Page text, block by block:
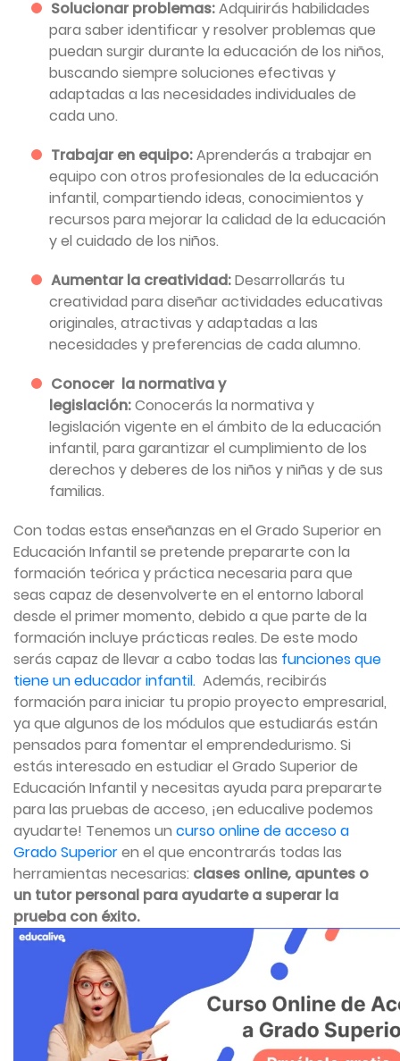
Solucionar problemas:Adquirirás habilidades
para saber identificar y resolver problemas que
puedan surgir durante la educación de los niños,
buscando siempre soluciones efectivas y
adaptadas a las necesidades individuales de
cada uno.
Trabajar en equipo:Aprenderás a trabajar en
equipo con otros profesionales de la educación
infantil, compartiendo ideas, conocimientos y
recursos para mejorar la calidad de la educación
y el cuidado de los niños.
Aumentar la creatividad:Desarrollarás tu
creatividad para diseñar actividades educativas
originales, atractivas y adaptadas a las
necesidades y preferencias de cada alumno.
Conocer la normativa y
legislación:Conocerás la normativa y
legislación vigente en el ámbito de la educación
infantil, para garantizar el cumplimiento de los
derechos y deberes de los niños y niñas y de sus
familias.
Con todas estas enseñanzas en el Grado Superior en
Educación Infantil se pretende prepararte con la
formación teórica y práctica necesaria para que
seas capaz de desenvolverte en el entorno laboral
desde el primer momento, debido a que parte de la
formación incluye prácticas reales. De este modo
serás capaz de llevar a cabo todas las funciones que
tiene un educador infantil. Además, recibirás
formación para iniciar tu propio proyecto empresarial,
ya que algunos de los módulos que estudiarás están
pensados para fomentar el emprendedurismo. Si
estás interesado en estudiar el Grado Superior de
Educación Infantil y necesitas ayuda para prepararte
para las pruebas de acceso, ¡en educalive podemos
ayudarte! Tenemos un curso online de acceso a
Grado Superioren el que encontrarás todas las
herramientas necesarias: clases online, apuntes o
un tutor personal para ayudarte a superar la
prueba con éxito.